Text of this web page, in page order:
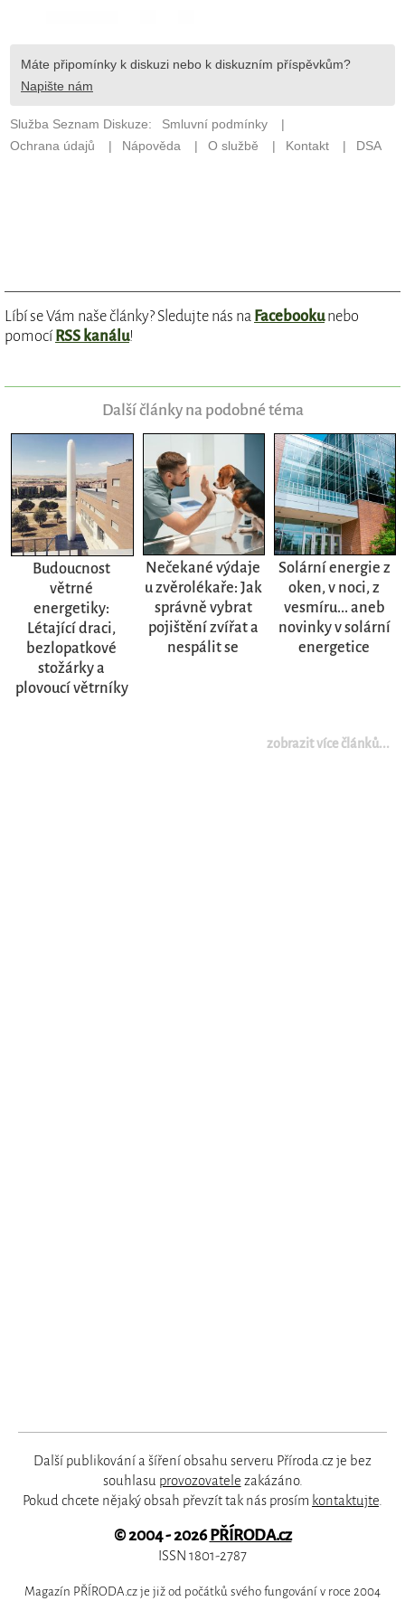
Líbí se Vám naše články? Sledujte nás na Facebookunebo
pomocíRSS kanálu!
Další články na podobné téma
Budoucnost
větrné
energetiky:
Létající draci,
bezlopatkové
stožárky a
plovoucí větrníky
Nečekané výdaje
u zvěrolékaře: Jak
správně vybrat
pojištění zvířat a
nespálit se
Solární energie z
oken, v noci, z
vesmíru... aneb
novinky v solární
energetice
zobrazit více článků...
Další publikování a šíření obsahu serveru Příroda.cz je bez
souhlasu provozovatele zakázáno.
Pokud chcete nějaký obsah převzít tak nás prosím kontaktujte
© 2004 - 2026PŘÍRODA.cz
ISSN 1801-2787
Magazín PŘÍRODA.cz je již od počátků svého fungování v roce 2004